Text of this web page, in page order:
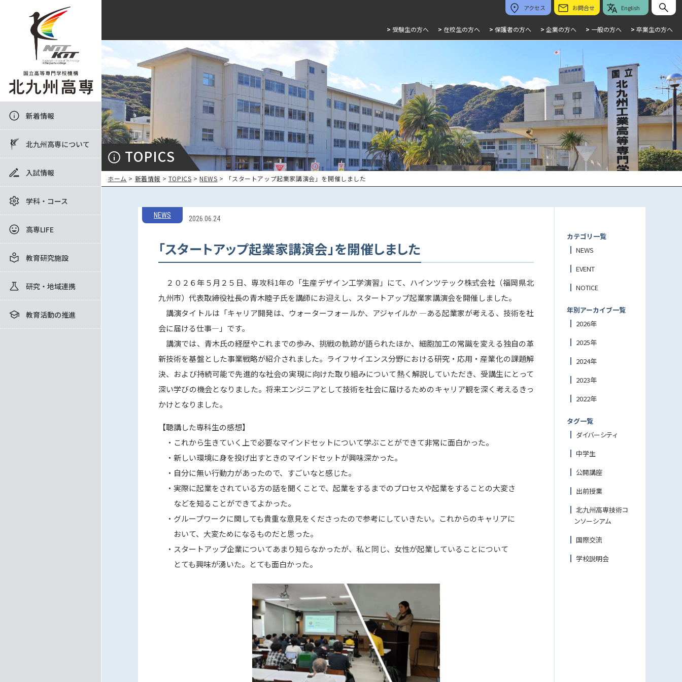
アクセス お問合せ English
> 受験生の方へ > 在校生の方へ > 保護者の方へ > 企業の方へ > 一般の方へ > 卒業生の方へ
新着情報
北九州高専について
入試情報
学科・コース
高専LIFE
教育研究施設
研究・地域連携
教育活動の推進
TOPICS
ホーム > 新着情報 > TOPICS >NEWS > 「スタートアップ起業家講演会」を開催しました
NEWS 2026.06.24
「スタートアップ起業家講演会」を開催しました
２０２６年５月２５日、専攻科1年の「生産デザイン工学演習」にて、ハインツテック株式会社（福岡県北
九州市）代表取締役社長の青木睦子氏を講師にお迎えし、スタートアップ起業家講演会を開催しました。
講演タイトルは「キャリア開発は、ウォーターフォールか、アジャイルか ―ある起業家が考える、技術を社
会に届ける仕事―」です。
講演では、青木氏の経歴やこれまでの歩み、挑戦の軌跡が語られたほか、細胞加工の常識を変える独自の革
新技術を基盤とした事業戦略が紹介されました。ライフサイエンス分野における研究・応用・産業化の課題解
決、および持続可能で先進的な社会の実現に向けた取り組みについて熱く解説していただき、受講生にとって
深い学びの機会となりました。将来エンジニアとして技術を社会に届けるためのキャリア観を深く考えるきっ
かけとなりました。
【聴講した専科生の感想】
・これから生きていく上で必要なマインドセットについて学ぶことができて非常に面白かった。
・新しい環境に身を投げ出すときのマインドセットが興味深かった。
・自分に無い行動力があったので、すごいなと感じた。
・実際に起業をされている方の話を聞くことで、起業をするまでのプロセスや起業をすることの大変さ
などを知ることができてよかった。
・グループワークに関しても貴重な意見をくださったので参考にしていきたい。これからのキャリアに
おいて、大変ためになるものだと思った。
・スタートアップ企業についてあまり知らなかったが、私と同じ、女性が起業していることについて
とても興味が湧いた。とても面白かった。
カテゴリ一覧
NEWS
EVENT
NOTICE
年別アーカイブ一覧
2026年
2025年
2024年
2023年
2022年
タグ一覧
ダイバーシティ
中学生
公開講座
出前授業
北九州高専技術コ
ンソーシアム
国際交流
学校説明会